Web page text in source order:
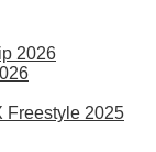
2026
Freestyle 2025